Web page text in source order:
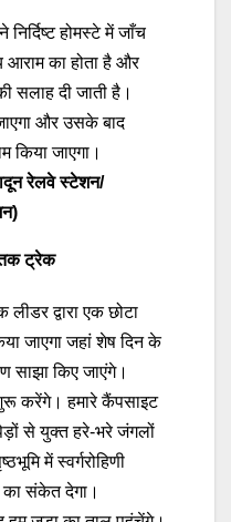
होमस्टे में जाँच
का होता है और
सलाह दी जाती है।
और उसके बाद
किया जाएगा।
रेलवे स्टेशन/
तक ट्रेक
द्वारा एक छोटा
जाएगा जहां शेष दिन के
साझा किए जाएंगे।
करेंगे। हमारे कैंपसाइट
से युक्त हरे-भरे जंगलों
में स्वर्गरोहिणी
संकेत देगा।